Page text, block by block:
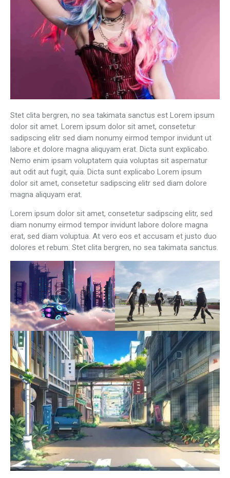
Stet clita bergren, no sea takimata sanctus est Lorem ipsum
dolor sit amet. Lorem ipsum dolor sit amet, consetetur
sadipscing elitr sed diam nonumy eirmod tempor invidunt ut
labore et dolore magna aliquyam erat. Dicta sunt explicabo.
Nemo enim ipsam voluptatem quia voluptas sit aspernatur
aut odit aut fugit, quia. Dicta sunt explicabo Lorem ipsum
dolor sit amet, consetetur sadipscing elitr sed diam dolore
magna aliquyam erat.
Lorem ipsum dolor sit amet, consetetur sadipscing elitr, sed
diam nonumy eirmod tempor invidunt labore dolore magna
erat, sed diam voluptua. At vero eos et accusam et justo duo
dolores et rebum. Stet clita bergren, no sea takimata sanctus.